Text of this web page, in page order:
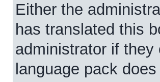
Either the
has translated this
administrator if
language pack